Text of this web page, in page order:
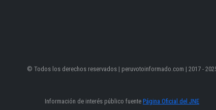
© Todos los derechos reservados | peruvotoinformado.com | 2017 -
Información de interés público fuente Página Oficial del JNE